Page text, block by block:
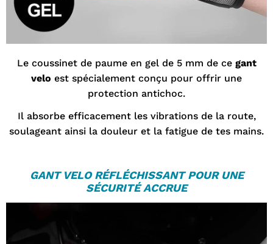
Le coussinet de paume en gel de 5 mm de ce gant
velo est spécialement conçu pour offrir une
protection antichoc.
Il absorbe efficacement les vibrations de la route,
soulageant ainsi la douleur et la fatigue de tes mains.
GANT VELORÉFLÉCHISSANT POUR UNE
SÉCURITÉ ACCRUE